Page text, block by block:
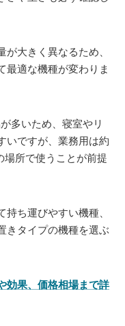
大きく異なるため、
最適な機種が変わりま
多いため、寝室やリ
いですが、業務用は約
場所で使うことが前提
ち運びやすい機種、
きタイプの機種を選ぶ
効果、価格相場まで詳